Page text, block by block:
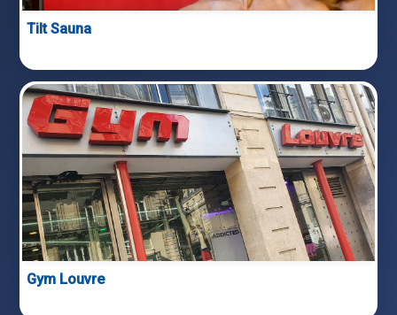
Tilt Sauna
Gym Louvre